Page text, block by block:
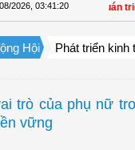
2026 03:41:21
Đồng Tháp: Quán triệt Nghị
Hội Phát triển kinh
trò của phụ nữ
vững